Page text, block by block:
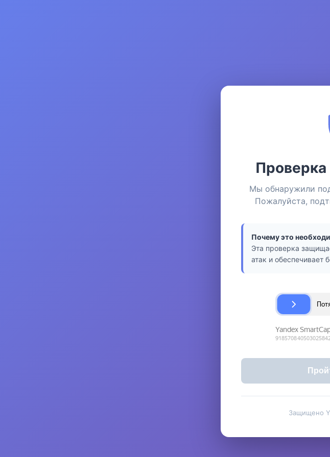
Проверка
Мы обнаружили
Пожалуйста,
Почему это
Эта проверка
атак и обеспечивает
Защищено